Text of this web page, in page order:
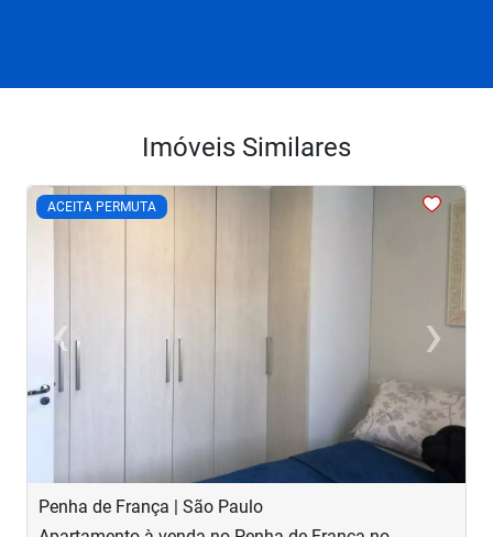
Imóveis Similares
ACEITA PERMUTA
<<<<
‹
Previous ›Next
Penha de França | São Paulo